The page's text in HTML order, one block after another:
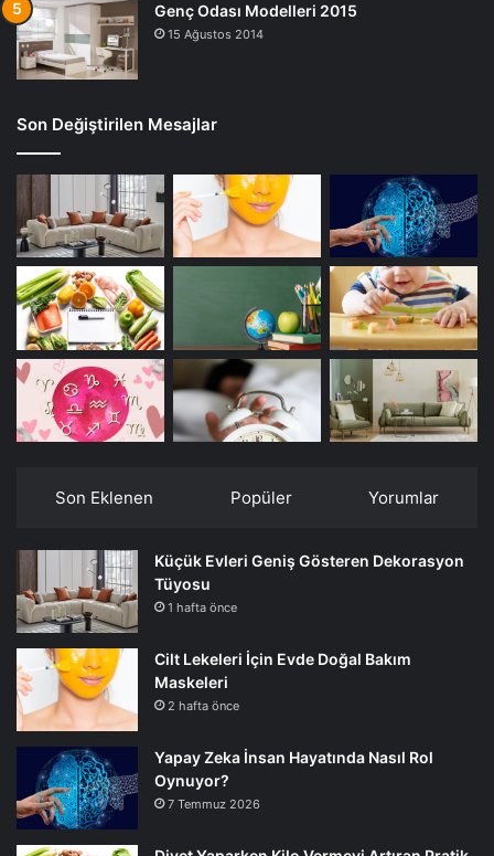
Genç Odası Modelleri 2015
15 Ağustos 2014
Son Değiştirilen Mesajlar
Son Eklenen Popüler Yorumlar
Küçük Evleri Geniş Gösteren Dekorasyon
Tüyosu
1 hafta önce
Cilt Lekeleri İçin Evde Doğal Bakım
Maskeleri
2 hafta önce
Yapay Zeka İnsan Hayatında Nasıl Rol
Oynuyor?
7 Temmuz 2026